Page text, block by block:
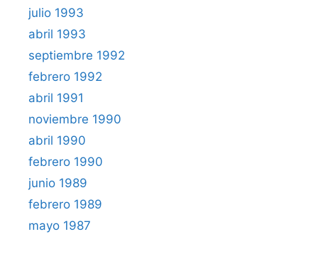
julio 1993
abril 1993
septiembre 1992
febrero 1992
abril 1991
noviembre 1990
abril 1990
febrero 1990
junio 1989
febrero 1989
mayo 1987